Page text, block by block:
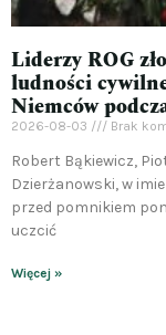
Liderzy ROG
ludności
Niemców
2026-08-03 Brak
Robert Bąkiewicz,
Dzierżanowski, w
przed pomnikiem
uczcić
Więcej »